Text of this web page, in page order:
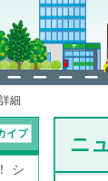
詳細
ニ
シ